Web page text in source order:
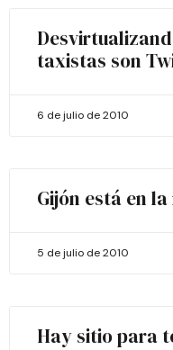
taxistas son
6 de julio de 2010
Gijón está en la
5 de julio de 2010
Hay sitio para